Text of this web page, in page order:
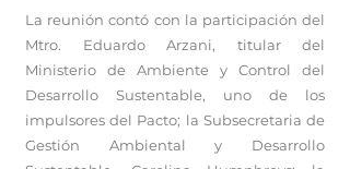
La reunión contó con la participación del
Mtro. Eduardo Arzani, titular del
Ministerio de Ambiente y Control del
Desarrollo Sustentable, uno de los
impulsores del Pacto; la Subsecretaria de
Gestión Ambiental y Desarrollo